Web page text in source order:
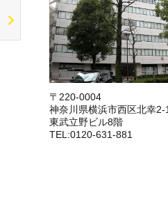
〒220-0004
神奈川県横浜市西区北幸2-
東武立野ビル8階
TEL:0120-631-881